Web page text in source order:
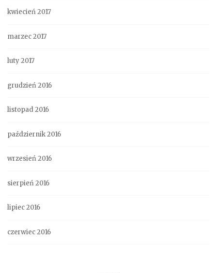
kwiecień 2017
marzec 2017
luty 2017
grudzień 2016
listopad 2016
październik 2016
wrzesień 2016
sierpień 2016
lipiec 2016
czerwiec 2016